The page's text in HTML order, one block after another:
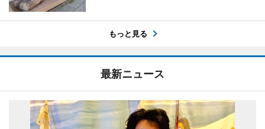
もっと見る
最新ニュース